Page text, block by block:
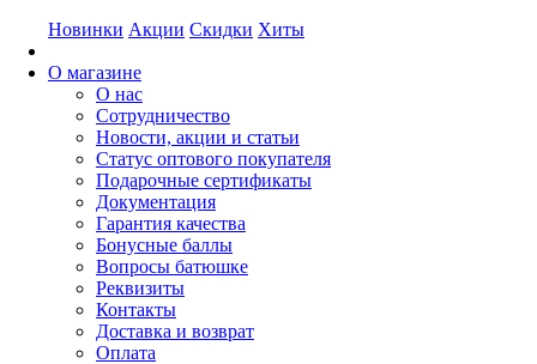
Новинки Акции Скидки Хиты
О магазине
О нас
Сотрудничество
Новости, акции и статьи
Статус оптового покупателя
Подарочные сертификаты
Документация
Гарантия качества
Бонусные баллы
Вопросы батюшке
Реквизиты
Контакты
Доставка и возврат
Оплата